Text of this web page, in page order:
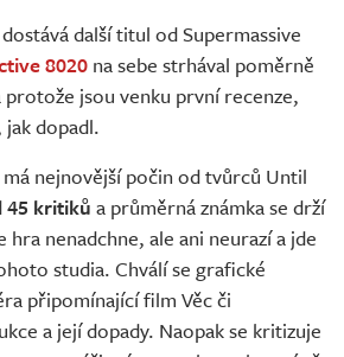
další titul od Supermassive
8020 na sebe strhával poměrně
jsou venku první recenze,
dopadl.
nejnovější počin od tvůrců Until
45 kritiků a průměrná známka se drží
hra nenadchne, ale ani neurazí a jde
studia. Chválí se grafické
připomínající film Věc či
a její dopady. Naopak se kritizuje